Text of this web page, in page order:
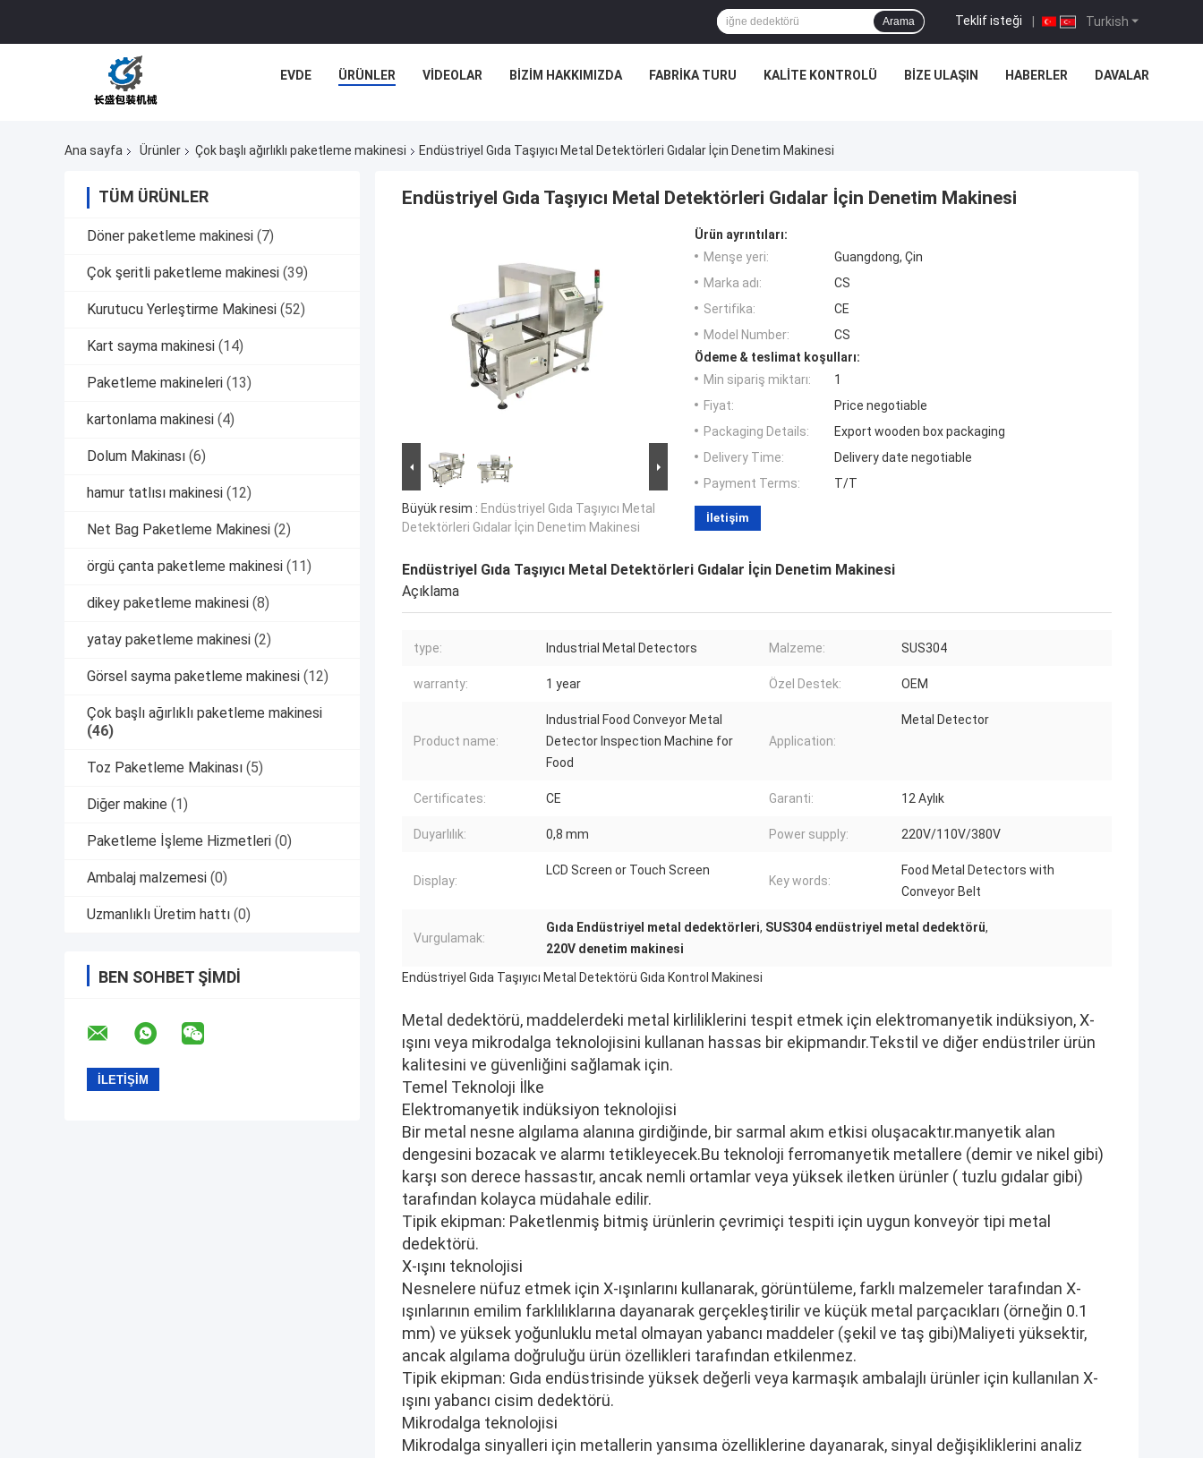
Turkish
Teklif isteği |
Arama
EVDE ÜRÜNLER VIDEOLAR BIZIM HAKKIMIZDA FABRIKA TURU KALITE KONTROLÜ BIZE ULAŞIN HABERLER DAVALAR
Ana sayfa Ürünler Çok başlı ağırlıklı paketleme makinesi Endüstriyel Gıda Taşıyıcı Metal Detektörleri Gıdalar İçin Denetim Makinesi
TÜM ÜRÜNLER
Döner paketleme makinesi (7)
Çok şeritli paketleme makinesi (39)
Kurutucu Yerleştirme Makinesi (52)
Kart sayma makinesi (14)
Paketleme makineleri (13)
kartonlama makinesi (4)
Dolum Makinası (6)
hamur tatlısı makinesi (12)
Net Bag Paketleme Makinesi (2)
örgü çanta paketleme makinesi (11)
dikey paketleme makinesi (8)
yatay paketleme makinesi (2)
Görsel sayma paketleme makinesi (12)
Çok başlı ağırlıklı paketleme makinesi
(46)
Toz Paketleme Makinası (5)
Diğer makine (1)
Paketleme İşleme Hizmetleri (0)
Ambalaj malzemesi (0)
Uzmanlıklı Üretim hattı (0)
BEN SOHBET ŞIMDI
Endüstriyel Gıda Taşıyıcı Metal Detektörleri Gıdalar İçin Denetim Makinesi
Büyük resim : Endüstriyel Gıda Taşıyıcı Metal
Detektörleri Gıdalar İçin Denetim Makinesi
Ürün ayrıntıları:
Menşe yeri:
Guangdong, Çin
Marka adı:
CS
Sertifika:
CE
Model Number:
CS
Ödeme & teslimat koşulları:
Min sipariş miktarı:
1
Fiyat:
Price negotiable
Packaging Details:
Export wooden box packaging
Delivery Time:
Delivery date negotiable
Payment Terms:
T/T
İletişim
Endüstriyel Gıda Taşıyıcı Metal Detektörleri Gıdalar İçin Denetim Makinesi
Açıklama
type: Industrial Metal Detectors Malzeme: SUS304
warranty: 1 year Özel Destek: OEM
Product name:
Industrial Food Conveyor Metal
Detector Inspection Machine for
Food
Application:
Metal Detector
Certificates: CE Garanti: 12 Aylık
Duyarlılık: 0,8 mm Power supply: 220V/110V/380V
Display:
LCD Screen or Touch Screen
Key words:
Food Metal Detectors with
Conveyor Belt
Vurgulamak:
Gıda Endüstriyel metal dedektörleri, SUS304 endüstriyel metal dedektörü,
220V denetim makinesi
Endüstriyel Gıda Taşıyıcı Metal Detektörü Gıda Kontrol Makinesi
Metal dedektörü, maddelerdeki metal kirliliklerini tespit etmek için elektromanyetik indüksiyon, X-
ışını veya mikrodalga teknolojisini kullanan hassas bir ekipmandır.Tekstil ve diğer endüstriler ürün
kalitesini ve güvenliğini sağlamak için.
Temel Teknoloji İlke
Elektromanyetik indüksiyon teknolojisi
Bir metal nesne algılama alanına girdiğinde, bir sarmal akım etkisi oluşacaktır.manyetik alan
dengesini bozacak ve alarmı tetikleyecek.Bu teknoloji ferromanyetik metallere (demir ve nikel gibi)
karşı son derece hassastır, ancak nemli ortamlar veya yüksek iletken ürünler ( tuzlu gıdalar gibi)
tarafından kolayca müdahale edilir.
Tipik ekipman: Paketlenmiş bitmiş ürünlerin çevrimiçi tespiti için uygun konveyör tipi metal
dedektörü.
X-ışını teknolojisi
Nesnelere nüfuz etmek için X-ışınlarını kullanarak, görüntüleme, farklı malzemeler tarafından X-
ışınlarının emilim farklılıklarına dayanarak gerçekleştirilir ve küçük metal parçacıkları (örneğin 0.1
mm) ve yüksek yoğunluklu metal olmayan yabancı maddeler (şekil ve taş gibi)Maliyeti yüksektir,
ancak algılama doğruluğu ürün özellikleri tarafından etkilenmez.
Tipik ekipman: Gıda endüstrisinde yüksek değerli veya karmaşık ambalajlı ürünler için kullanılan X-
ışını yabancı cisim dedektörü.
Mikrodalga teknolojisi
Mikrodalga sinyalleri için metallerin yansıma özelliklerine dayanarak, sinyal değişikliklerini analiz